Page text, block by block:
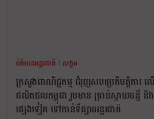
ព័ត៌មានអន្តរជាតិ | សង្គម
ក្រសួងពាណិជ្ជកម្ម ជំរុញសហប្រតិបត្តិការ ល
ផលិតផលកម្ពុជា រួមមាន គ្រាប់ស្វាយចន្ទី
ផ្សេងទៀត ទៅកាន់ទីផ្សារអន្តរជាតិ